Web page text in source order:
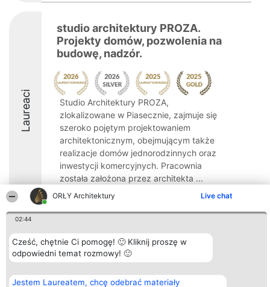
ORŁY Architektury Live chat
02:44
Cześć, chętnie Ci pomogę! 🙂 Kliknij proszę w
odpowiedni temat rozmowy! 🙂
Jestem Laureatem, chcę odebrać materiały
Laureaci
studio architektury PROZA.
Projekty domów, pozwolenia na
budowę, nadzór.
Studio Architektury PROZA,
zlokalizowane w Piasecznie, zajmuje się
szeroko pojętym projektowaniem
architektonicznym, obejmującym także
realizacje domów jednorodzinnych oraz
inwestycji komercyjnych. Pracownia
została założona przez architekta ...
8.6
Organizator plebiscytu
Bright Side Solutions sp. z o.
o. sp. k.
Wrocław 50-079
Plebiscyt
Laureaci
Lista
Laureatów
Kontakt